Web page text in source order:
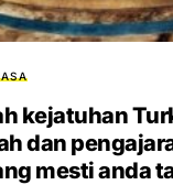
kejatuhan
dan
mesti anda